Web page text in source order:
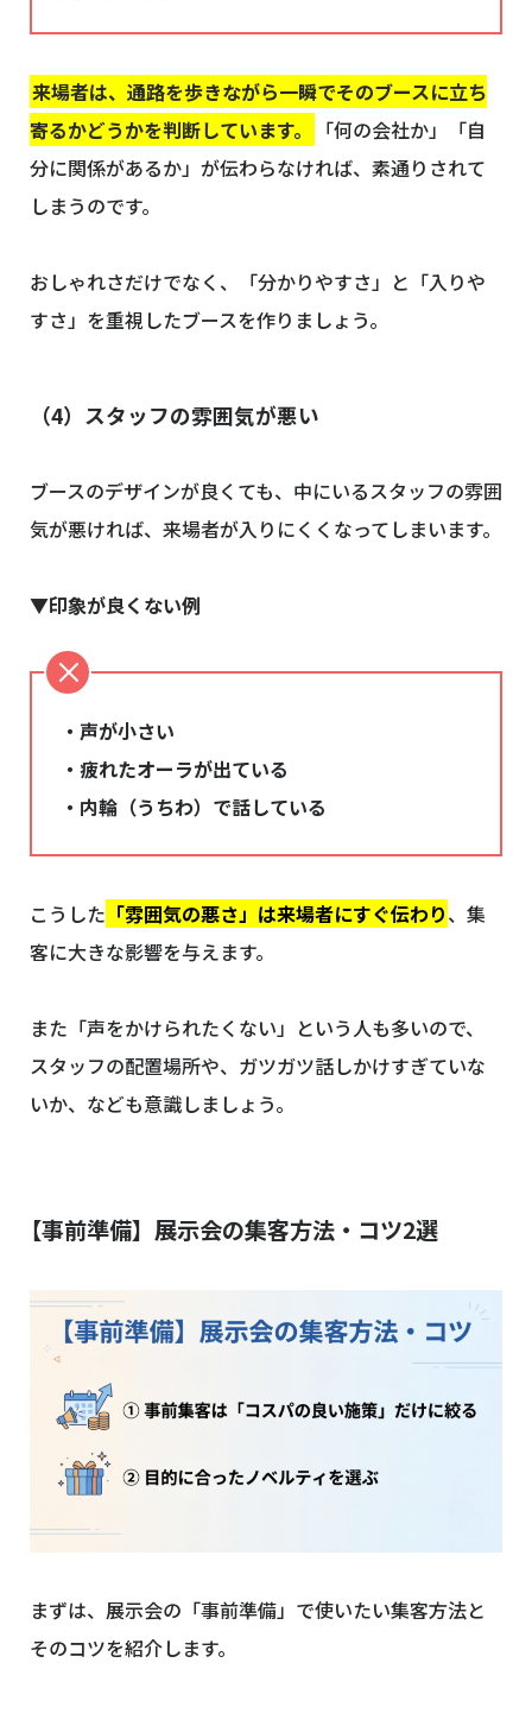
来場者は、通路を歩きながら一瞬でそのブースに立ち
寄るかどうかを判断しています。
「何の会社か」「自
分に関係があるか」が伝わらなければ、素通りされて
しまうのです。
おしゃれさだけでなく、「分かりやすさ」と「入りや
すさ」を重視したブースを作りましょう。
（4） スタッフの雰囲気が悪い
ブースのデザインが良くても、中にいるスタッフの雰囲
気が悪ければ、来場者が入りにくくなってしまいます。
▼印象が良くない例
・声が小さい
・疲れたオーラが出ている
・内輪（うちわ）で話している
こうした 「雰囲気の悪さ」は来場者にすぐ伝わり、集
客に大きな影響を与えます。
また「声をかけられたくない」という人も多いので、
スタッフの配置場所や、ガツガツ話しかけすぎていな
いか、なども意識しましょう。
【事前準備】展示会の集客方法・コツ2選
まずは、展示会の「事前準備」で使いたい集客方法と
そのコツを紹介します。